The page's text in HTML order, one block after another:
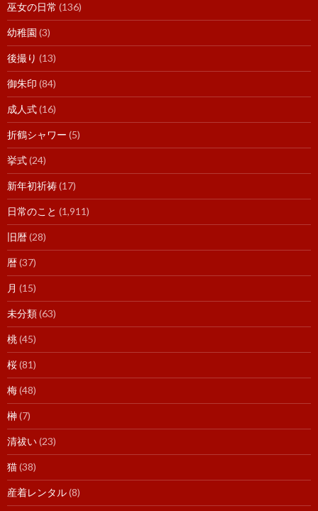
巫女の日常 (136)
幼稚園 (3)
後撮り (13)
御朱印 (84)
成人式(16)
折鶴シャワー (5)
挙式(24)
新年初祈祷(17)
日常のこと (1,911)
旧暦(28)
暦(37)
月 (15)
未分類(63)
桃(45)
桜(81)
梅(48)
榊(7)
清祓い(23)
猫(38)
産着レンタル(8)